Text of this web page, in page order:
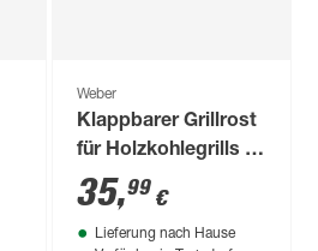
Weber
Klappbarer Grillrost
für Holzkohlegrills Ø
57 cm beschichteter
Stahl
35,99 €
Lieferung nach Hause